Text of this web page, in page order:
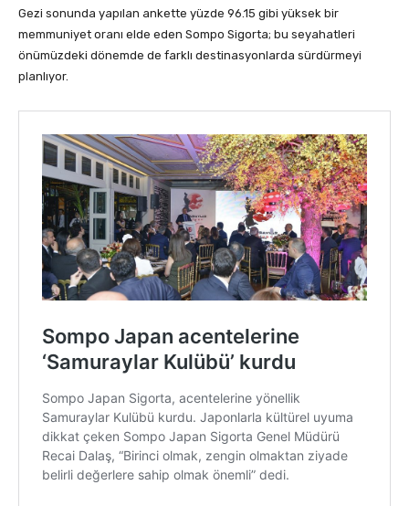
Gezi sonunda yapılan ankette yüzde 96.15 gibi yüksek bir
memmuniyet oranı elde eden Sompo Sigorta; bu seyahatleri
önümüzdeki dönemde de farklı destinasyonlarda sürdürmeyi
planlıyor.